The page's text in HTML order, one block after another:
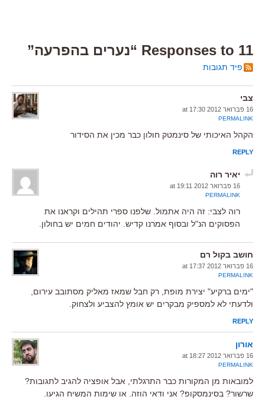
11 Responses to “נערים בהפרעה”
פיד תגובות
צבי
16 פברואר 2012 at 17:30
PERMALINK
הקהל האיכותי של סינמטק חולון כבר מכין את הסידור
REPLY
יאיר רוה
16 פברואר 2012 at 19:11
PERMALINK
רוה לצבי: זה היה אתמול. שלפנו ספרי תהילים וקראנו את
הפסוקים הנ"ל ובסוף אמרנו קדיש. יהודים חמים יש בחולון.
חושב בקול רם
16 פברואר 2012 at 17:37
PERMALINK
"ימים ברקיע" יצירת מופת, רק חבל שמאז מאליק מסתובב עירום,
ולדעתי לא למספיק מבקרים יש אומץ להצביע ולצחוק.
REPLY
אורון
16 פברואר 2012 at 18:27
PERMALINK
למובאות מן המקורות כבר התרגלתי, אבל אופציה להגיב לתגובות?
שרשור? בסינמסקופ? אני ודאי הוזה. או שימות המשיח הגיעו.